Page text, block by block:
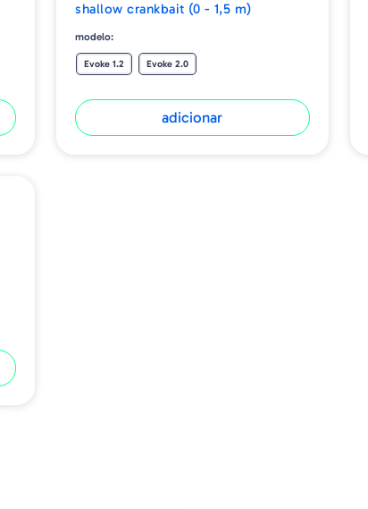
shallow crankbait (0 - 1,5 m)
modelo:
Evoke 1.2 Evoke 2.0
adicionar